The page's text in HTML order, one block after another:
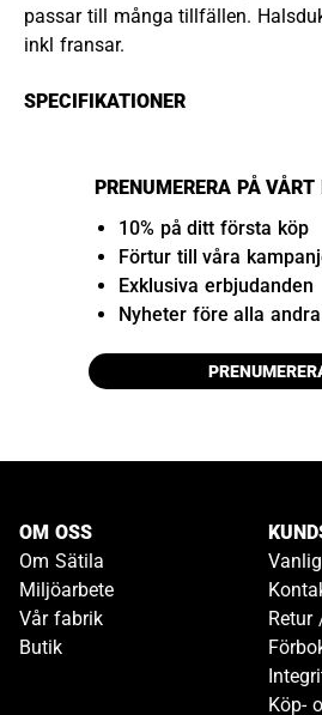
passar till många tillfällen.
inkl fransar.
SPECIFIKATIONER
PRENUMERERA PÅ
10% på ditt första köp
Förtur till våra
Exklusiva erbjudanden
Nyheter före alla andra
OM OSS
Om Sätila
Miljöarbete
Vår fabrik
Butik
Köp-